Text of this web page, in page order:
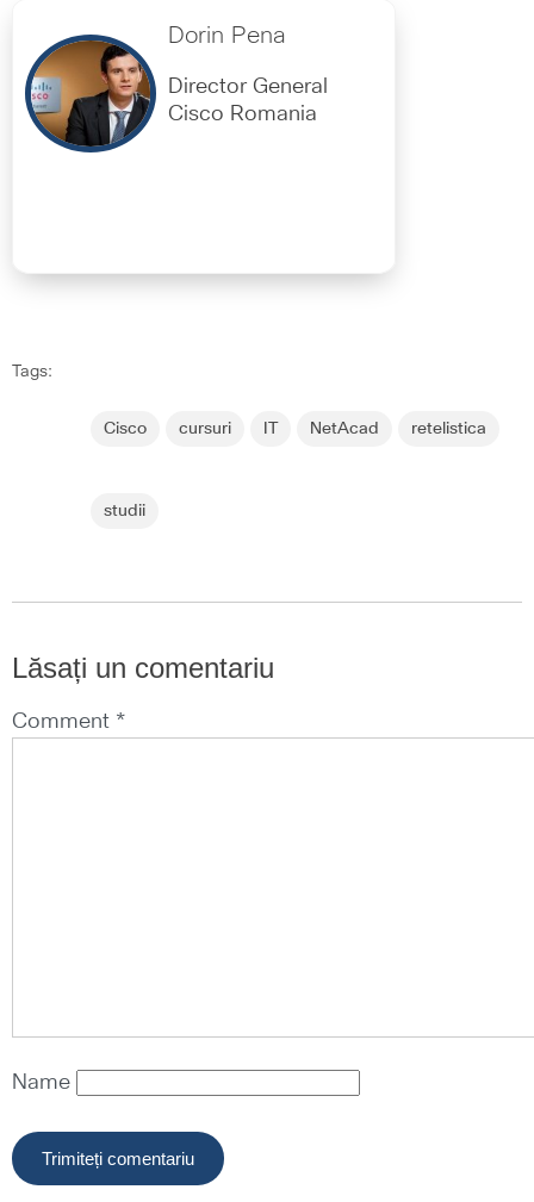
Dorin Pena
Director General
Cisco Romania
Tags:
Cisco cursuri NetAcad retelistica
studii
Lăsați un comentariu
Comment *
Name